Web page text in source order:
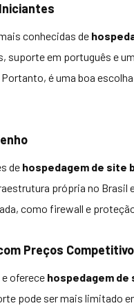
conhecidas de
suporte em português e
é uma boa
de hospedagem de site
própria no Brasil
como firewall e
Preços
e oferece hospedagem de
pode ser mais limitado